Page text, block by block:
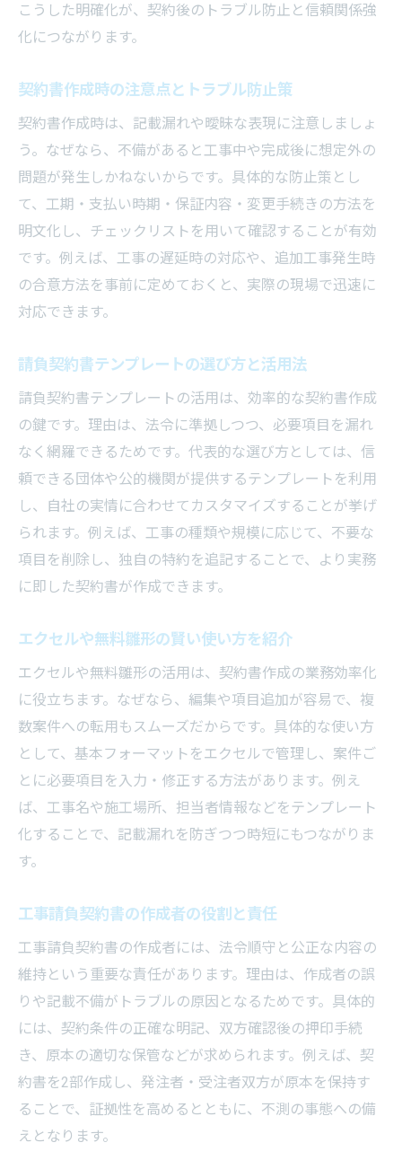
こうした明確化が、契約後のトラブル防止と信頼関係強
化につながります。
契約書作成時の注意点とトラブル防止策
契約書作成時は、記載漏れや曖昧な表現に注意しましょ
う。なぜなら、不備があると工事中や完成後に想定外の
問題が発生しかねないからです。具体的な防止策とし
て、工期・支払い時期・保証内容・変更手続きの方法を
明文化し、チェックリストを用いて確認することが有効
です。例えば、工事の遅延時の対応や、追加工事発生時
の合意方法を事前に定めておくと、実際の現場で迅速に
対応できます。
請負契約書テンプレートの選び方と活用法
請負契約書テンプレートの活用は、効率的な契約書作成
の鍵です。理由は、法令に準拠しつつ、必要項目を漏れ
なく網羅できるためです。代表的な選び方としては、信
頼できる団体や公的機関が提供するテンプレートを利用
し、自社の実情に合わせてカスタマイズすることが挙げ
られます。例えば、工事の種類や規模に応じて、不要な
項目を削除し、独自の特約を追記することで、より実務
に即した契約書が作成できます。
エクセルや無料雛形の賢い使い方を紹介
エクセルや無料雛形の活用は、契約書作成の業務効率化
に役立ちます。なぜなら、編集や項目追加が容易で、複
数案件への転用もスムーズだからです。具体的な使い方
として、基本フォーマットをエクセルで管理し、案件ご
とに必要項目を入力・修正する方法があります。例え
ば、工事名や施工場所、担当者情報などをテンプレート
化することで、記載漏れを防ぎつつ時短にもつながりま
す。
工事請負契約書の作成者の役割と責任
工事請負契約書の作成者には、法令順守と公正な内容の
維持という重要な責任があります。理由は、作成者の誤
りや記載不備がトラブルの原因となるためです。具体的
には、契約条件の正確な明記、双方確認後の押印手続
き、原本の適切な保管などが求められます。例えば、契
約書を2部作成し、発注者・受注者双方が原本を保持す
ることで、証拠性を高めるとともに、不測の事態への備
えとなります。